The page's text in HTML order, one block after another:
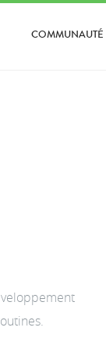
COMMUNAUTÉ